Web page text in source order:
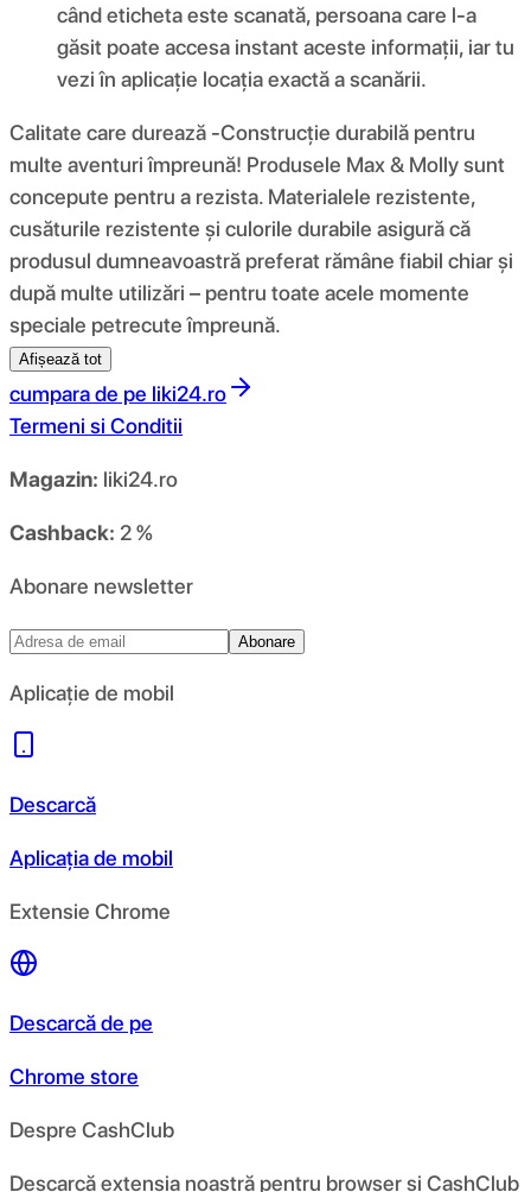
când eticheta este scanată, persoana care l-a
găsit poate accesa instant aceste informații, iar tu
vezi în aplicație locația exactă a scanării.
Calitate care durează -Construcție durabilă pentru
multe aventuri împreună! Produsele Max & Molly sunt
concepute pentru a rezista. Materialele rezistente,
cusăturile rezistente și culorile durabile asigură că
produsul dumneavoastră preferat rămâne fiabil chiar și
după multe utilizări – pentru toate acele momente
speciale petrecute împreună.
Afișează tot
cumpara de pe liki24.ro
Termeni si Conditii
Magazin: liki24.ro
Cashback: 2 %
Abonare newsletter
Abonare
Aplicație de mobil
Descarcă
Aplicația de mobil
Extensie Chrome
Descarcă de pe
Chrome store
Despre CashClub
Descarcă extensia noastră pentru browser și CashClub